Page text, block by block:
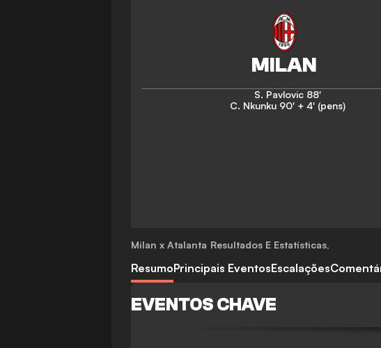
S. Pavlovic 88'
C. Nkunku 90' + 4' (pens)
Milan x Atalanta Resultados E Estatísticas,
ResumoPrincipais EventosEscalações
EVENTOS CHAVE